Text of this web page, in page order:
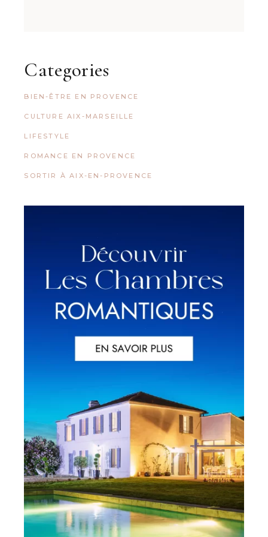
Categories
BIEN-ÊTRE EN PROVENCE
CULTURE AIX-MARSEILLE
LIFESTYLE
ROMANCE EN PROVENCE
SORTIR À AIX-EN-PROVENCE